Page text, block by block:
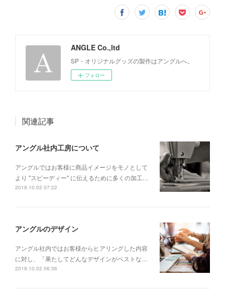
ANGLE Co.,ltd
SP・オリジナルグッズの製作はアングルへ。
フォロー
関連記事
アングル社内工房について
アングルではお客様に商品イメージをモノとして
より "スピーディー" に伝えるために多くの加工…
2019.10.02 07:22
アングルのデザイン
アングル社内ではお客様からヒアリングした内容
に対し、「果たしてどんなデザインがベストな…
2019.10.02 06:36